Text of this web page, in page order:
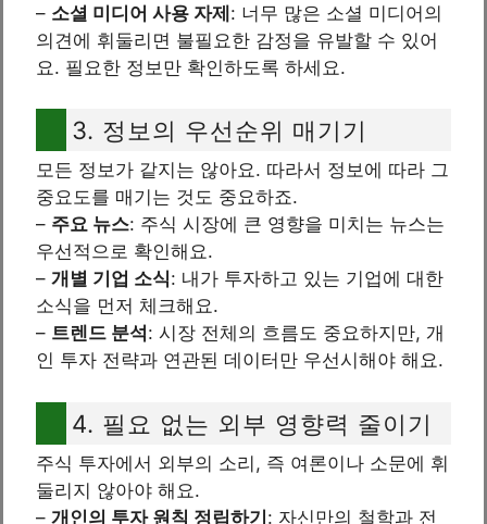
– 소셜 미디어 사용 자제: 너무 많은 소셜 미디어의
의견에 휘둘리면 불필요한 감정을 유발할 수 있어
요. 필요한 정보만 확인하도록 하세요.
3. 정보의 우선순위 매기기
모든 정보가 같지는 않아요. 따라서 정보에 따라 그
중요도를 매기는 것도 중요하죠.
– 주요 뉴스: 주식 시장에 큰 영향을 미치는 뉴스는
우선적으로 확인해요.
– 개별 기업 소식: 내가 투자하고 있는 기업에 대한
소식을 먼저 체크해요.
– 트렌드 분석 : 시장 전체의 흐름도 중요하지만, 개
인 투자 전략과 연관된 데이터만 우선시해야 해요.
4. 필요 없는 외부 영향력 줄이기
주식 투자에서 외부의 소리, 즉 여론이나 소문에 휘
둘리지 않아야 해요.
– 개인의 투자 원칙 정립하기: 자신만의 철학과 전